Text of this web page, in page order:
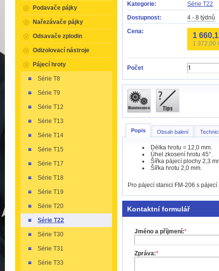
Kategorie:
Série T22
Dostupnost:
4 - 8 týdnů
Cena:
1
1 372,00
Počet
Popis Obsah balení
Délka hrotu = 12,0 mm.
Úhel zkosení hrotu 45°.
Šířka pájecí plochy 2,3
Šířka hrotu 2,0 mm.
Pro pájecí stanici FM-206 s
Kontaktní formulář
Jméno a příjmení:*
Zpráva:*
Podavače pájky
Nařezávače pájky
Odsavače zplodin
Odizolovací nástroje
Pájecí hroty
Série T8
Série T9
Série T12
Série T13
Série T14
Série T15
Série T17
Série T18
Série T19
Série T20
Série T22
Série T30
Série T31
Série T33